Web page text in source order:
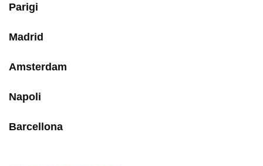
Parigi
Madrid
Amsterdam
Napoli
Barcellona